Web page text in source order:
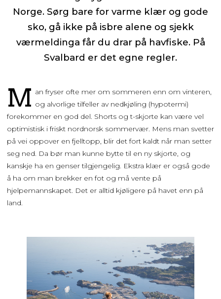
Norge. Sørg bare for varme klær og gode
sko, gå ikke på isbre alene og sjekk
værmeldinga får du drar på havfiske. På
Svalbard er det egne regler.
M an fryser ofte mer om sommeren enn om vinteren,
og alvorlige tilfeller av nedkjøling (hypotermi)
forekommer en god del. Shorts og t-skjorte kan være vel
optimistisk i friskt nordnorsk sommervær. Mens man svetter
på vei oppover en fjelltopp, blir det fort kaldt når man setter
seg ned. Da bør man kunne bytte til en ny skjorte, og
kanskje ha en genser tilgjengelig. Ekstra klær er også gode
å ha om man brekker en fot og må vente på
hjelpemannskapet. Det er alltid kjøligere på havet enn på
land.